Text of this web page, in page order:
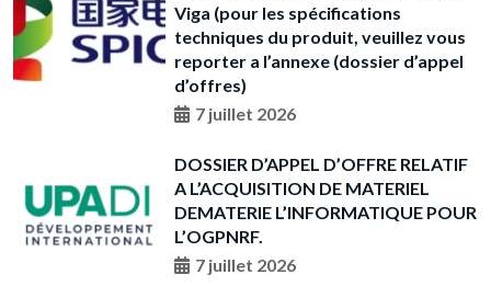
Viga (pour les spécifications
techniques du produit, veuillez vous
reporter a l’annexe (dossier d’appel
d’offres)
7 juillet 2026
DOSSIER D’APPEL D’OFFRE RELATIF
A L’ACQUISITION DE MATERIEL
DEMATERIE L’INFORMATIQUE POUR
L’OGPNRF.
7 juillet 2026